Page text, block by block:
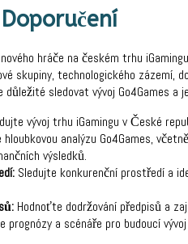
hráče na českém trhu
skupiny, technologického zázemí,
sledovat vývoj Go4Games
vývoj trhu iGamingu v České
analýzu Go4Games,
výsledků.
Sledujte konkurenční prostředí a
Hodnoťte dodržování předpisů a
prognózy a scénáře pro budoucí